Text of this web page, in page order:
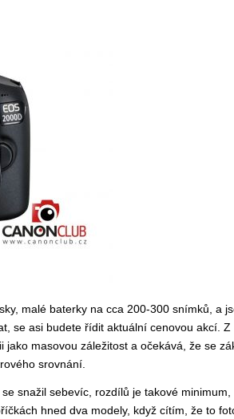
malé baterky na cca 200-300 snímků, a
se asi budete řídit aktuální cenovou akcí. Z
masovou záležitost a očekává, že se
srovnání.
snažil sebevíc, rozdílů je takové minimum,
hned dva modely, když cítím, že to